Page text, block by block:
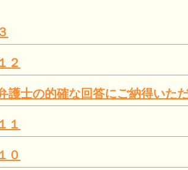
２
士の的確な回答にご納得いた
１
０